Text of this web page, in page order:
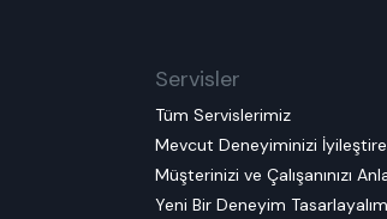
Servisler
Tüm Servislerimiz
Mevcut Deneyiminizi
Müşterinizi ve Çalışanınızı
Yeni Bir Deneyim Tasarlayalım